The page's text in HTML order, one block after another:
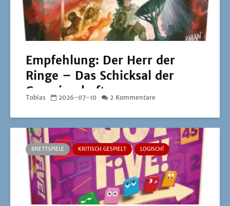
Empfehlung: Der Herr der
Ringe – Das Schicksal der
Gemeinschaft
Tobias 2026-07-10 2 Kommentare
BRETTSPIELE KRITISCH GESPIELT LOGISCH!